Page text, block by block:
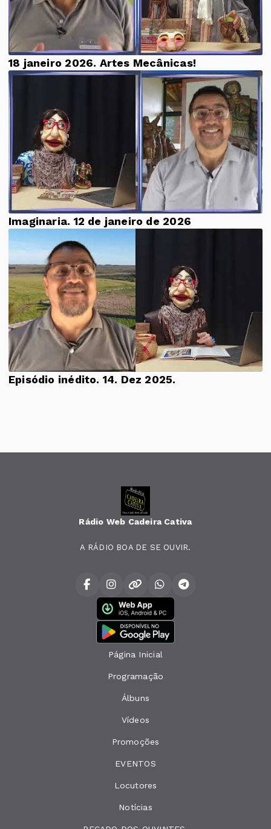
18 janeiro 2026. Artes Mecânicas!
Imaginaria. 12 de janeiro de 2026
Episódio inédito. 14. Dez 2025.
Rádio Web Cadeira Cativa
A RÁDIO BOA DE SE OUVIR.
Página Inicial
Programação
Álbuns
Vídeos
Promoções
EVENTOS
Locutores
Notícias